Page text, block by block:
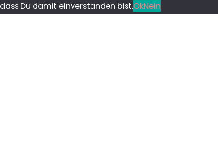
dass Du damit einverstanden bist.OkNein